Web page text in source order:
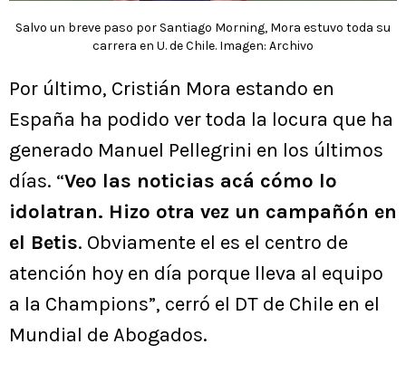
Salvo un breve paso por Santiago Morning, Mora estuvo toda su
carrera en U. de Chile. Imagen: Archivo
Por último, Cristián Mora estando en
España ha podido ver toda la locura que ha
generado Manuel Pellegrini en los últimos
días. “Veo las noticias acá cómo lo
idolatran. Hizo otra vez un campañón en
el Betis. Obviamente el es el centro de
atención hoy en día porque lleva al equipo
a la Champions”, cerró el DT de Chile en el
Mundial de Abogados.